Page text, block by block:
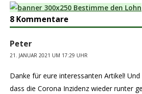
8 Kommentare
Peter
21. JANUAR 2021 UM 17:29 UHR
Danke für eure interessanten Artikel!
dass die Corona Inzidenz wieder runter